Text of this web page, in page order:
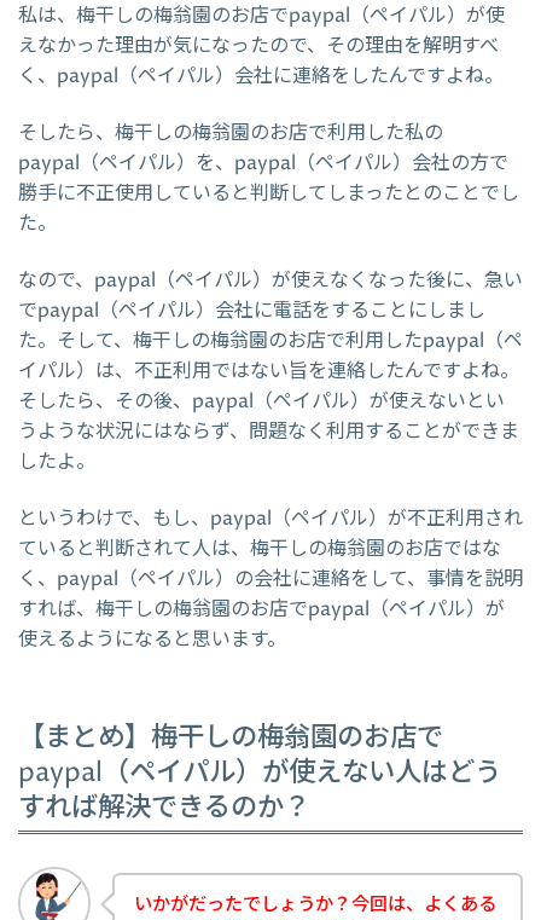
私は、梅干しの梅翁園のお店でpaypal（ペイパル）が使
えなかった理由が気になったので、その理由を解明すべ
く、paypal（ペイパル）会社に連絡をしたんですよね。
そしたら、梅干しの梅翁園のお店で利用した私の
paypal（ペイパル）を、paypal（ペイパル）会社の方で
勝手に不正使用していると判断してしまったとのことでし
た。
なので、paypal（ペイパル）が使えなくなった後に、急い
でpaypal（ペイパル）会社に電話をすることにしまし
た。そして、梅干しの梅翁園のお店で利用したpaypal（ペ
イパル）は、不正利用ではない旨を連絡したんですよね。
そしたら、その後、paypal（ペイパル）が使えないとい
うような状況にはならず、問題なく利用することができま
したよ。
というわけで、もし、paypal（ペイパル）が不正利用され
ていると判断されて人は、梅干しの梅翁園のお店ではな
く、paypal（ペイパル）の会社に連絡をして、事情を説明
すれば、梅干しの梅翁園のお店でpaypal（ペイパル）が
使えるようになると思います。
【まとめ】梅干しの梅翁園のお店で
paypal（ペイパル）が使えない人はどう
すれば解決できるのか？
いかがだったでしょうか？今回は、よくある